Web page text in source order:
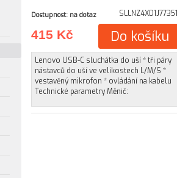
Dostupnost: na dotaz SLLNZ4XD1J77351
415 Kč Do košíku
Lenovo USB-C sluchátka do uší * tři páry
nástavců do uší ve velikostech L/M/S *
vestavěný mikrofon * ovládání na kabelu
Technické parametry Měnič: